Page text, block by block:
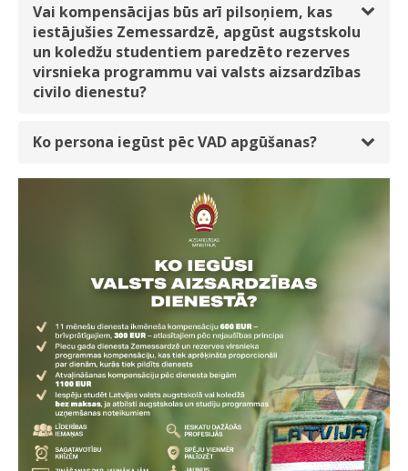
Vai kompensācijas būs arī pilsoņiem, kas
iestājušies Zemessardzē, apgūst augstskolu
un koledžu studentiem paredzēto rezerves
virsnieka programmu vai valsts aizsardzības
civilo dienestu?
Ko persona iegūst pēc VAD apgūšanas?